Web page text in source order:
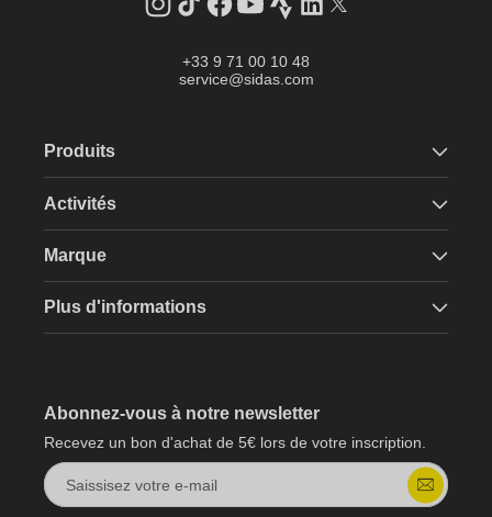
Instagram
Tik
Facebook
YouTube
StravaLinkedInTwitter
+33 9 71 00 10 48
service@sidas.com
Produits
Activités
Marque
Plus d'informations
Abonnez-vous à notre newsletter
Recevez un bon d'achat de 5€ lors de votre inscription.
Saissisez votre e-mail